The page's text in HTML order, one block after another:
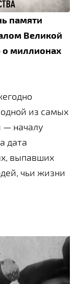
памяти
Великой
о миллионах
из самых
— началу
дата
выпавших
чьи жизни